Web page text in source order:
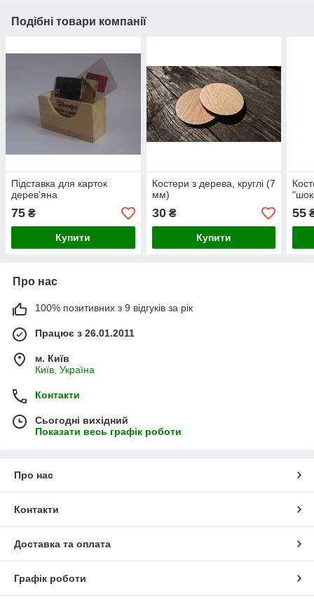
Подібні товари компанії
Підставка для карток
дерев'яна
75 ₴
Купити
Костери з дерева, круглі (7
мм)
30₴
Купити
55
Про нас
100% позитивних з 9 відгуків за рік
Працює з 26.01.2011
м. Київ
Київ, Україна
Контакти
Сьогодні вихідний
Показати весь графік роботи
Про нас
Контакти
Доставка та оплата
Графік роботи